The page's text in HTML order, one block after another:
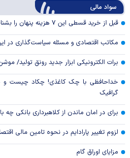
سواد مالی
قبل از خرید قسطی این ۷ هزینه پنهان را بشناسید
مکاتب اقتصادی و مسئله سیاست‌گذاری در
برات الکترونیکی ابزار جدید رونق تولید/
خداحافظی با چک کاغذی! چکاد چیست و
گرافیک
برای در امان ماندن از کلاهبرداری بانکی چه
لزوم تغییر پارادایم در نحوه تامین مالی
مزایای اوراق گام